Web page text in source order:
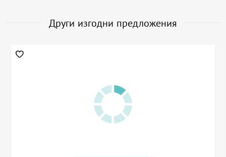
Други изгодни предложения